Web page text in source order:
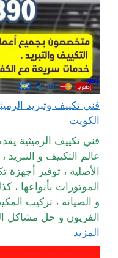
الكويت
فني تكييف الرميثية
عالم التكييف و
الأصلية ، توفير
الموتورات بأنواعها
و الصيانة ، تركيب
الفريون و حل مشاكل
المزيد